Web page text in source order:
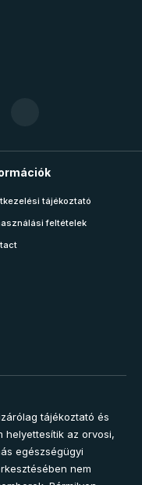
tájékoztató
feltételek
tájékoztató és
helyettesítik az orvosi,
egészségügyi
nem